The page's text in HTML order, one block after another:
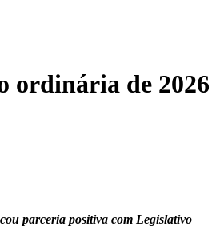
ordinária de 2026
parceria positiva com Legislativo